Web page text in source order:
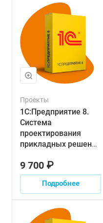
Проекты
1С:Предприятие 8.
Система
проектирования
прикладных решений
9 700 ₽
Подробнее